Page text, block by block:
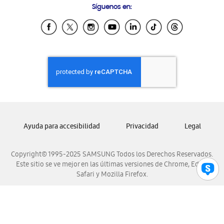
Samsung Ecuador
Samsung El Salvador
Samsung Honduras
Samsung Nicaragua
Samsung Panamá
Samsung Venezuela
Síguenos en:
Copyright© 1995-2025 SAMSUNG Todos los Derechos Reservados.
Este sitio se ve mejor en las últimas versiones de Chrome, Edge,
Safari y Mozilla Firefox.
Ayuda para accesibilidad Privacidad Legal